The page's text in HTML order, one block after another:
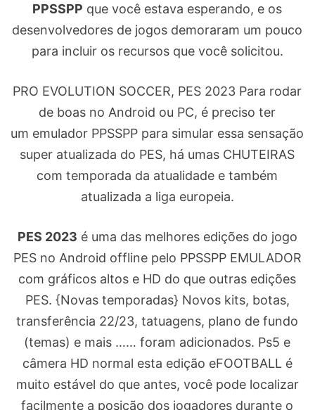
PPSSPP que você estava esperando, e os
desenvolvedores de jogos demoraram um pouco
para incluir os recursos que você solicitou.
PRO EVOLUTION SOCCER, PES 2023 Para rodar
de boas no Android ou PC, é preciso ter
um emulador PPSSPP para simular essa sensação
super atualizada do PES, há umas CHUTEIRAS
com temporada da atualidade e também
atualizada a liga europeia.
PES 2023 é uma das melhores edições do jogo
PES no Android offline pelo PPSSPP EMULADOR
com gráficos altos e HD do que outras edições
PES. {Novas temporadas} Novos kits, botas,
transferência 22/23, tatuagens, plano de fundo
(temas) e mais …… foram adicionados. Ps5 e
câmera HD normal esta edição eFOOTBALL é
muito estável do que antes, você pode localizar
facilmente a posição dos jogadores durante o